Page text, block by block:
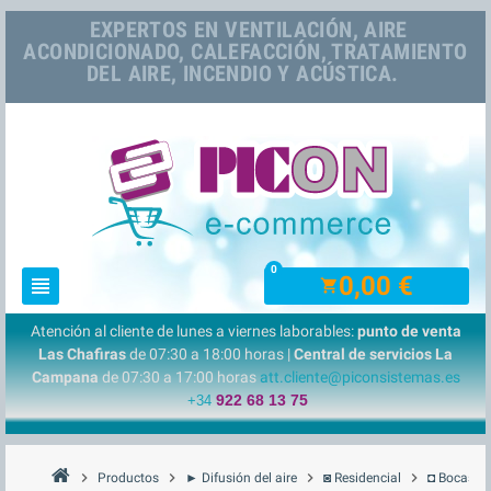
EXPERTOS EN VENTILACIÓN, AIRE
ACONDICIONADO, CALEFACCIÓN, TRATAMIENTO
DEL AIRE, INCENDIO Y ACÚSTICA.
view_headline shopping_cart0,00 €
0
Atención al cliente de lunes a viernes laborables:punto de venta
Las Chafirasde 07:30 a 18:00 horas |Central de servicios La
Campanade 07:30 a 17:00 horasatt.cliente@piconsistemas.es
+34 922 68 13 75
chevron_right Productos chevron_right ► Difusión del aire chevron_right ◙ Residencial chevron_right ◘ Bocas